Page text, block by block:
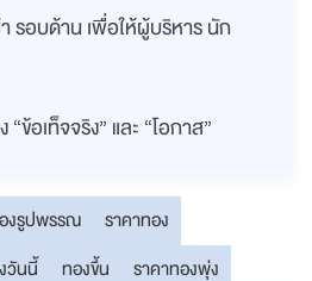
รอบด้าน เพื่อให้ผู้บริหาร นัก
อเท็จจริง” และ “โอกาส”
งรูปพรรณ
ราคาทอง
วันนี้ ทองขึ้น
ราคาทองพุ่ง